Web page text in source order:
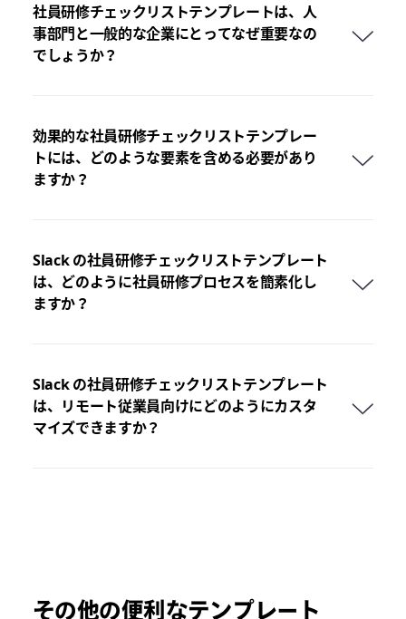
社員研修チェックリストテンプレートは、人
事部門と一般的な企業にとってなぜ重要なの
でしょうか？
効果的な社員研修チェックリストテンプレー
トには、どのような要素を含める必要があり
ますか？
Slack の社員研修チェックリストテンプレート
は、どのように社員研修プロセスを簡素化し
ますか？
Slack の社員研修チェックリストテンプレート
は、リモート従業員向けにどのようにカスタ
マイズできますか？
その他の便利なテンプレート